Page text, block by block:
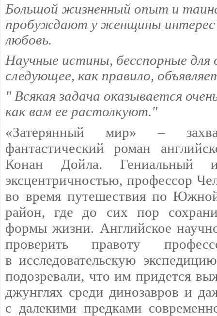
Большой жизненный опыт и
пробуждают у женщины интерес
любовь.
Научные истины, бесспорные для
следующее, как правило,
" Всякая задача оказывается
как вам ее растолкуют."
«Затерянный мир» –
фантастический роман
Конан Дойла. Гениальный
эксцентричностью, профессор
во время путешествия по
район, где до сих пор
формы жизни. Английское
проверить правоту
в исследовательскую
подозревали, что им придется
джунглях среди динозавров и
с далекими предками